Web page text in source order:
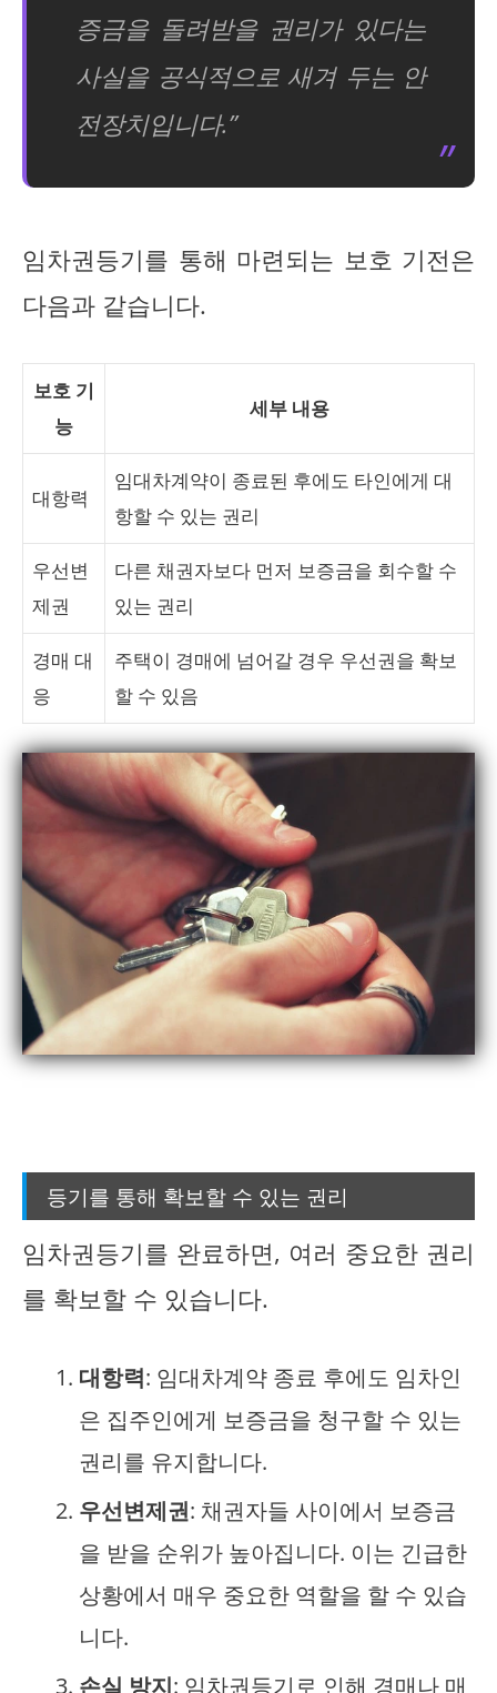
증금을 돌려받을 권리가 있다는
사실을 공식적으로 새겨 두는 안
전장치입니다.”
임차권등기를 통해 마련되는 보호 기전은
다음과 같습니다.
보호 기
능
세부 내용
대항력
임대차계약이 종료된 후에도 타인에게 대
항할 수 있는 권리
우선변
제권
다른 채권자보다 먼저 보증금을 회수할 수
있는 권리
경매 대
응
주택이 경매에 넘어갈 경우 우선권을 확보
할 수 있음
등기를 통해 확보할 수 있는 권리
임차권등기를 완료하면, 여러 중요한 권리
를 확보할 수 있습니다.
대항력: 임대차계약 종료 후에도 임차인
은 집주인에게 보증금을 청구할 수 있는
권리를 유지합니다.
우선변제권: 채권자들 사이에서 보증금
을 받을 순위가 높아집니다. 이는 긴급한
상황에서 매우 중요한 역할을 할 수 있습
니다.
손실 방지: 임차권등기로 인해 경매나 매